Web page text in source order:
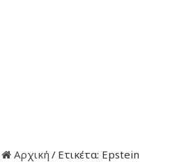
Αρχική / Ετικέτα: Epstein